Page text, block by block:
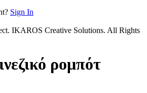
Sign In
IKAROS Creative Solutions. All Rights
ρομπότ